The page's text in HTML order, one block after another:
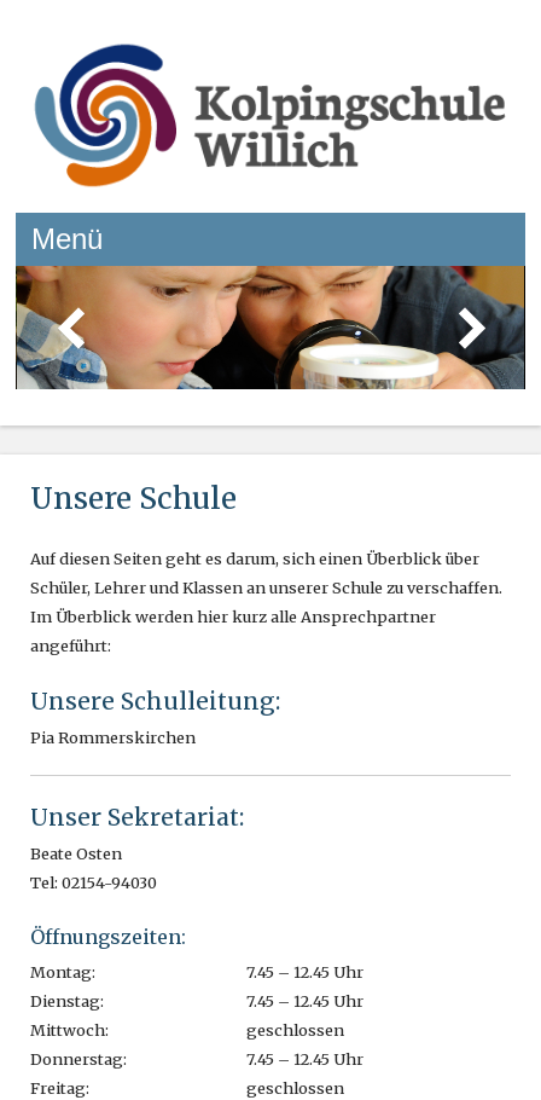
Kolpingschule Willich
Menü
Springe zum Inhalt
Unsere Schule
Auf diesen Seiten geht es darum, sich einen Überblick über
Schüler, Lehrer und Klassen an unserer Schule zu verschaffen.
Im Überblick werden hier kurz alle Ansprechpartner
angeführt:
Unsere Schulleitung:
Pia Rommerskirchen
Unser Sekretariat:
Beate Osten
Tel: 02154-94030
Öffnungszeiten:
Montag:
7.45 – 12.45 Uhr
Dienstag:
7.45 – 12.45 Uhr
Mittwoch:
geschlossen
Donnerstag:
7.45 – 12.45 Uhr
Freitag:
geschlossen